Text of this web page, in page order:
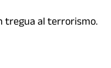
tregua al terrorismo.